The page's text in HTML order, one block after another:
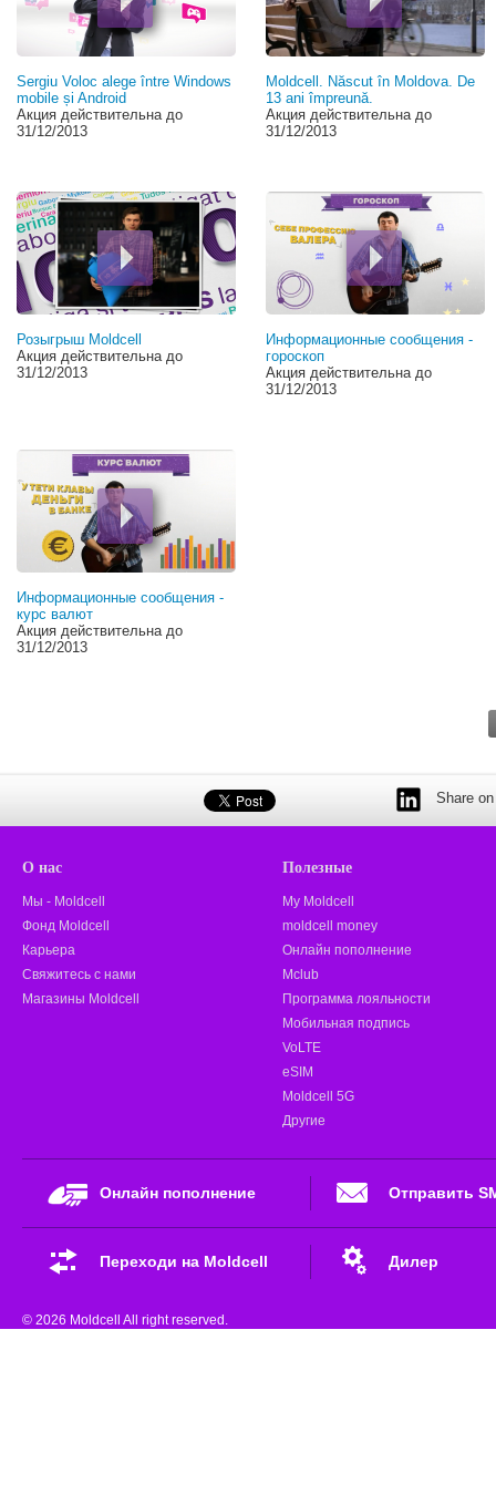
Sergiu Voloc alege între Windows
mobile și Android
Акция действительна до
31/12/2013
Moldcell. Născut în Moldova. De
13 ani împreună.
Акция действительна до
31/12/2013
Розыгрыш Moldcell
Акция действительна до
31/12/2013
Информационные сообщения -
гороскоп
Акция действительна до
31/12/2013
Информационные сообщения -
курс валют
Акция действительна до
31/12/2013
Share
О нас
Мы - Moldcell
Фонд Moldcell
Карьера
Свяжитесь с нами
Магазины Moldcell
Полезные
My Moldcell
moldcell money
Онлайн пополнение
Mclub
Программа лояльности
Мобильная подпись
VoLTE
eSIM
Moldcell 5G
Другие
Онлайн пополнение Отправить
Переходи на Moldcell Дилер
© 2026 Moldcell All right reserved.